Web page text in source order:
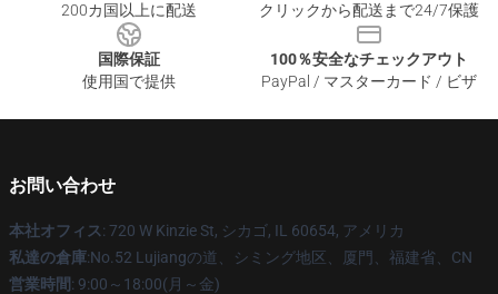
200カ国以上に配送
クリックから配送まで24/7保護
国際保証
使用国で提供
100％安全なチェックアウト
PayPal / マスターカード / ビザ
お問い合わせ
本社オフィス: 720 W Kinzie St, シカゴ, IL 60654, アメリカ
私達の倉庫:No.52 Lujiangの道、シミング地区、厦門、福建省、CN
営業時間: 9:00～18:00(月～金)